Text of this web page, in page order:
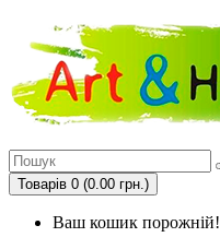
Товарів 0 (0.00 грн.)
Ваш кошик порожній!